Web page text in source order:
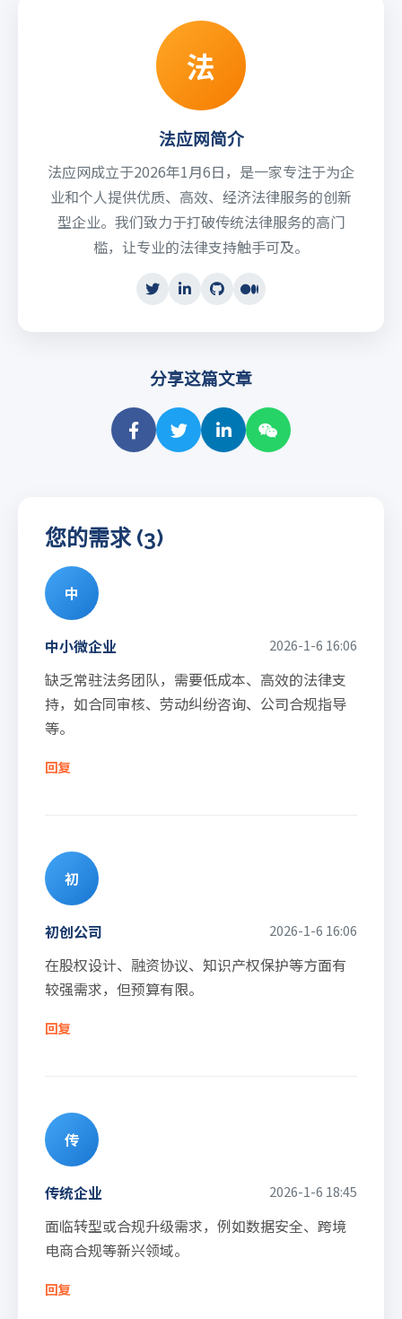
法
法应网简介
法应网成立于2026年1月6日，是一家专注于为企
业和个人提供优质、高效、经济法律服务的创新
型企业。我们致力于打破传统法律服务的高门
槛，让专业的法律支持触手可及。
分享这篇文章
您的需求 (3)
中
中小微企业 2026-1-6 16:06
缺乏常驻法务团队，需要低成本、高效的法律支
持，如合同审核、劳动纠纷咨询、公司合规指导
等。
回复
初
初创公司 2026-1-6 16:06
在股权设计、融资协议、知识产权保护等方面有
较强需求，但预算有限。
回复
传
传统企业 2026-1-6 18:45
面临转型或合规升级需求，例如数据安全、跨境
电商合规等新兴领域。
回复